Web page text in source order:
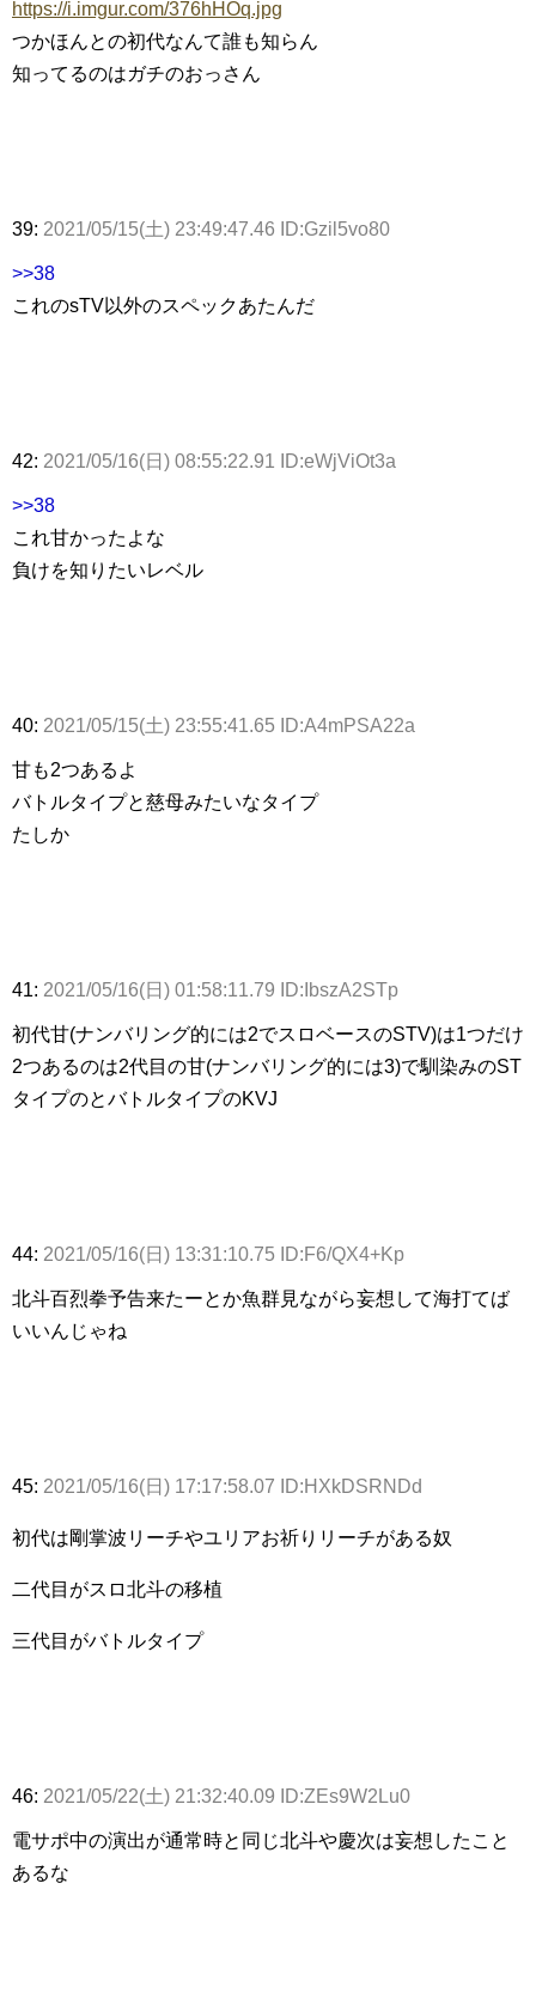
https://i.imgur.com/376hHOq.jpg
つかほんとの初代なんて誰も知らん
知ってるのはガチのおっさん
39: 2021/05/15(土) 23:49:47.46 ID:Gzil5vo80
>>38
これのsTV以外のスペックあたんだ
42: 2021/05/16(日) 08:55:22.91 ID:eWjViOt3a
>>38
これ甘かったよな
負けを知りたいレベル
40: 2021/05/15(土) 23:55:41.65 ID:A4mPSA22a
甘も2つあるよ
バトルタイプと慈母みたいなタイプ
たしか
41: 2021/05/16(日) 01:58:11.79 ID:IbszA2STp
初代甘(ナンバリング的には2でスロベースのSTV)は1つだけ
2つあるのは2代目の甘(ナンバリング的には3)で馴染みのST
タイプのとバトルタイプのKVJ
44: 2021/05/16(日) 13:31:10.75 ID:F6/QX4+Kp
北斗百烈拳予告来たーとか魚群見ながら妄想して海打てば
いいんじゃね
45: 2021/05/16(日) 17:17:58.07 ID:HXkDSRNDd
初代は剛掌波リーチやユリアお祈りリーチがある奴
二代目がスロ北斗の移植
三代目がバトルタイプ
46: 2021/05/22(土) 21:32:40.09 ID:ZEs9W2Lu0
電サポ中の演出が通常時と同じ北斗や慶次は妄想したこと
あるな